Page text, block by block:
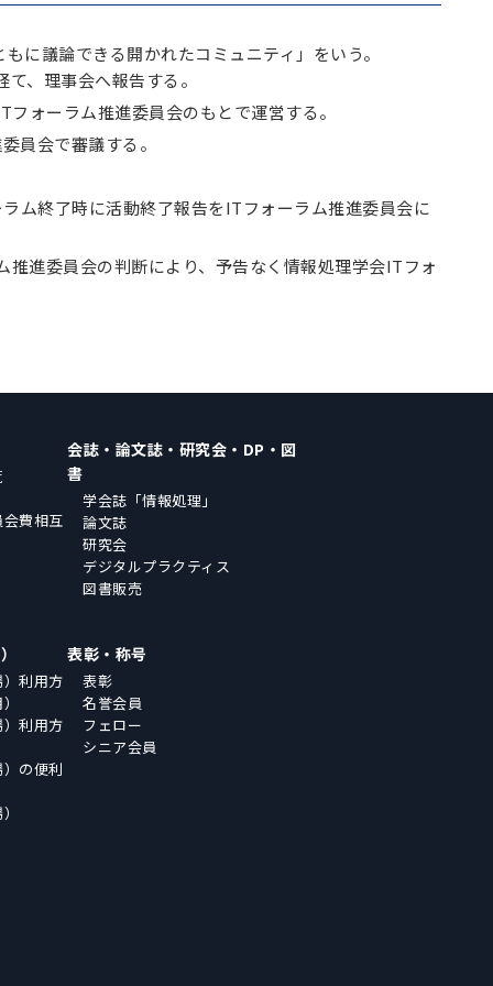
に議論できる開かれたコミュニティ」をいう。
、理事会へ報告する。
ォーラム推進委員会のもとで運営する。
員会で審議する。
ム終了時に活動終了報告をITフォーラム推進委員会に
進委員会の判断により、予告なく情報処理学会ITフォ
費相互
会誌・論文誌・研究会・DP・図
書
学会誌「情報処理」
論文誌
研究会
デジタルプラクティス
図書販売
利用方
利用方
の便利
表彰・称号
表彰
名誉会員
フェロー
シニア会員